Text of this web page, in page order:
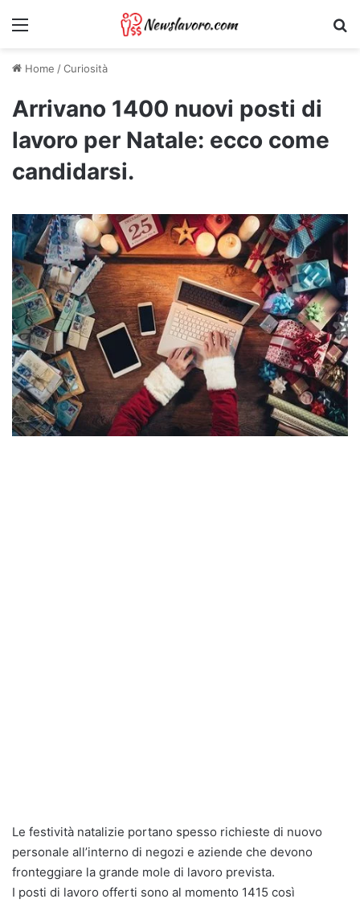
Menu
Home /Curiosità
Arrivano 1400 nuovi posti di
lavoro per Natale: ecco come
candidarsi.
Le festività natalizie portano spesso richieste di nuovo
personale all’interno di negozi e aziende che devono
fronteggiare la grande mole di lavoro prevista.
I posti di lavoro offerti sono al momento 1415 così